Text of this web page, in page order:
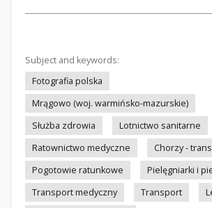
Subject and keywords:
Fotografia polska
Mrągowo (woj. warmińsko-mazurskie)
Służba zdrowia
Lotnictwo sanitarne
Ratownictwo medyczne
Chorzy -
Pogotowie ratunkowe
Pielęgniarki i
Transport medyczny
Transport